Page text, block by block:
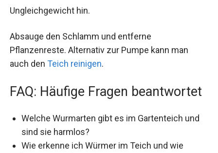
Ungleichgewicht hin.
Absauge den Schlamm und entferne
Pflanzenreste. Alternativ zur Pumpe kann man
auch den Teich reinigen.
FAQ: Häufige Fragen beantwortet
Welche Wurmarten gibt es im Gartenteich und
sind sie harmlos?
Wie erkenne ich Würmer im Teich und wie